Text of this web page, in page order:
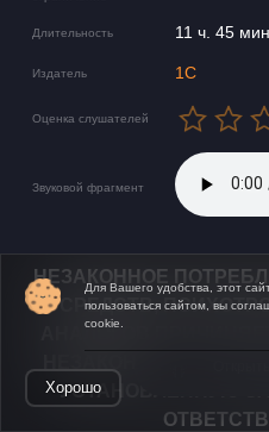
Длительность 11 ч. 45
Издатель 1С
Оценка слушателей
Звуковой фрагмент
НЕЗАКОННОЕ
СРЕДСТВ,
АНАЛОГОВ
УСТАНОВЛЕННУЮ
Для Вашего удобства, этот
пользоваться сайтом, вы
cookie.
Хорошо